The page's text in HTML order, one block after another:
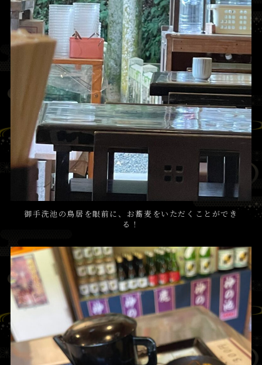
御手洗池の鳥居を眼前に、お蕎麦をいただくことができ
る！